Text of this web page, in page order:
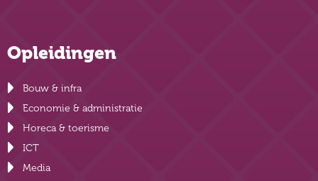
Opleidingen
Bouw & infra
Economie & administratie
Horeca & toerisme
ICT
Media